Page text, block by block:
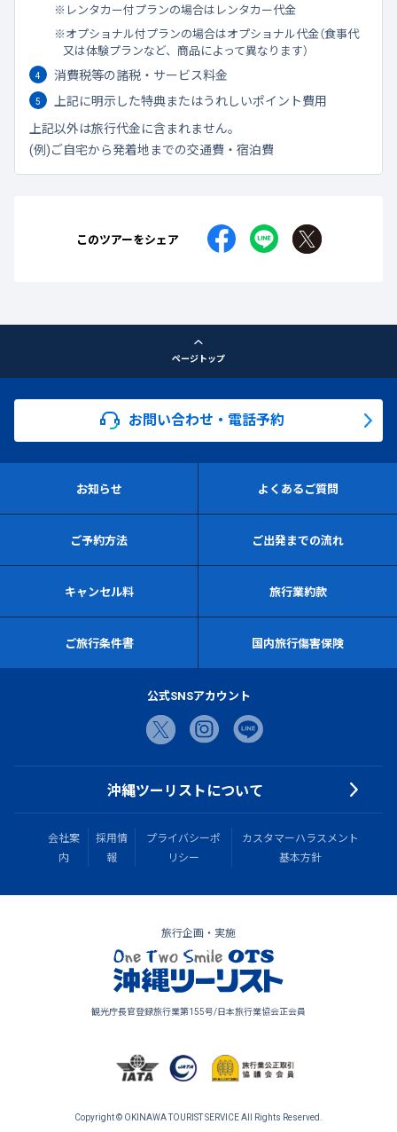
レンタカー付プランの場合はレンタカー代金
オプショナル付プランの場合はオプショナル代金（食事代
又は体験プランなど、商品によって異なります）
消費税等の諸税・サービス料金
上記に明示した特典またはうれしいポイント費用
上記以外は旅行代金に含まれません。
(例)ご自宅から発着地までの交通費・宿泊費
このツアーをシェア
ページトップ
お問い合わせ・電話予約
お知らせ よくあるご質問
ご予約方法 ご出発までの流れ
キャンセル料 旅行業約款
ご旅行条件書 国内旅行傷害保険
公式SNSアカウント
沖縄ツーリストについて
会社案
内
採用情
報
プライバシーポ
リシー
カスタマーハラスメント
基本方針
旅行企画・実施
観光庁長官登録旅行業第155号/日本旅行業協会正会員
Copyright © OKINAWA TOURIST SERVICE All Rights Reserved.